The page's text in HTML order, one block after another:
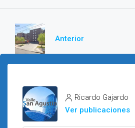
Anterior
Ricardo Gajardo
Ver publicaciones